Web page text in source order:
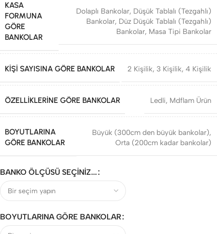
KASA
FORMUNA
GÖRE
BANKOLAR
Dolaplı Bankolar, Düşük Tablalı (Tezgahlı)
Bankolar, Düz Düşük Tablalı (Tezgahlı)
Bankolar, Masa Tipi Bankolar
KIŞI SAYISINA GÖRE BANKOLAR 2 Kişilik, 3 Kişilik, 4 Kişilik
ÖZELLIKLERINE GÖRE BANKOLAR Ledli, Mdflam Ürün
BOYUTLARINA
GÖRE BANKOLAR
Büyük (300cm den büyük bankolar),
Orta (200cm kadar bankolar)
BANKO ÖLÇÜSÜ SEÇINIZ...
BOYUTLARINA GÖRE BANKOLAR